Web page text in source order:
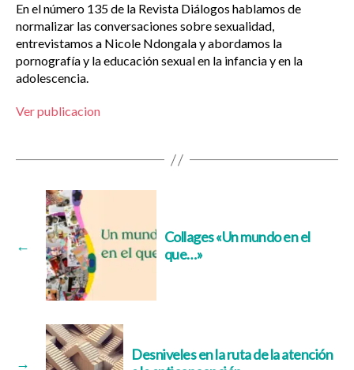
En el número 135 de la Revista Diálogos hablamos de
normalizar las conversaciones sobre sexualidad,
entrevistamos a Nicole Ndongala y abordamos la
pornografía y la educación sexual en la infancia y en la
adolescencia.
Ver publicacion
←
Collages «Un mundo en el
que…»
→
Desniveles en la ruta de la atención